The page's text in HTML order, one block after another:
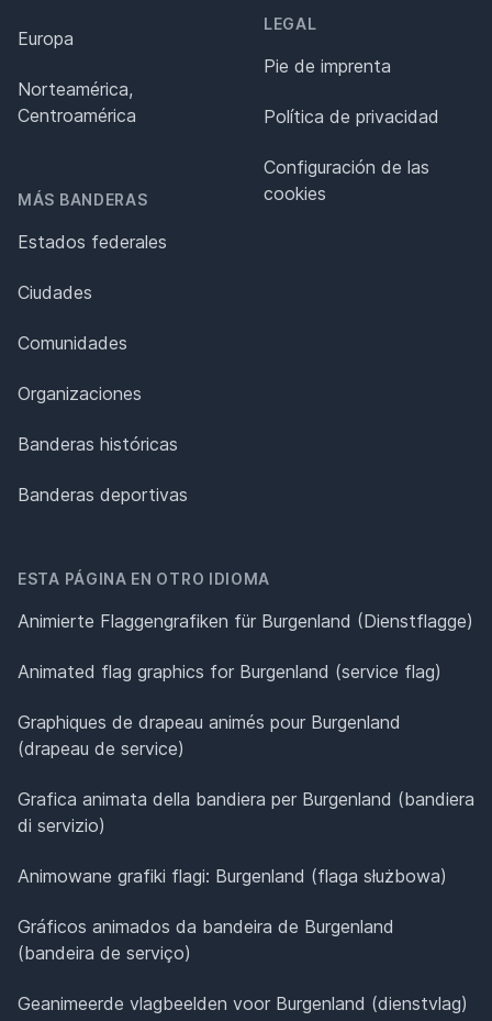
Europa
Norteamérica,
Centroamérica
MÁS BANDERAS
Estados federales
Ciudades
Comunidades
Organizaciones
Banderas históricas
Banderas deportivas
LEGAL
Pie de imprenta
Política de privacidad
Configuración de las
cookies
ESTA PÁGINA EN OTRO IDIOMA
Animierte Flaggengrafiken für Burgenland (Dienstflagge)
Animated flag graphics for Burgenland (service flag)
Graphiques de drapeau animés pour Burgenland
(drapeau de service)
Grafica animata della bandiera per Burgenland (bandiera
di servizio)
Animowane grafiki flagi: Burgenland (flaga służbowa)
Gráficos animados da bandeira de Burgenland
(bandeira de serviço)
Geanimeerde vlagbeelden voor Burgenland (dienstvlag)